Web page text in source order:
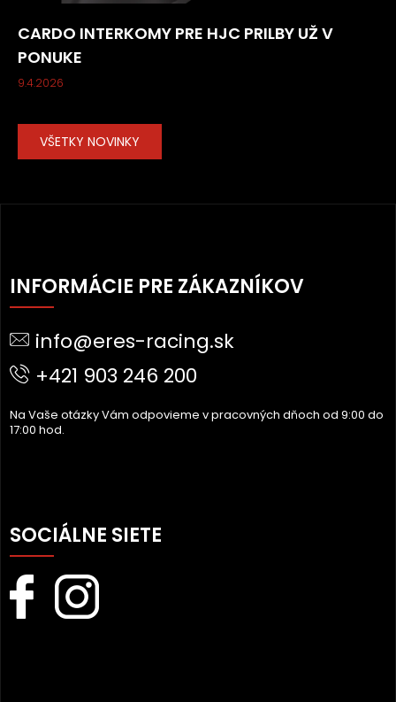
CARDO INTERKOMY PRE HJC PRILBY UŽ V
PONUKE
9.4.2026
VŠETKY NOVINKY
Á
P
T
INFORMÁCIE PRE ZÁKAZNÍKOV
info@eres-racing.sk
+421 903 246 200
Na Vaše otázky Vám odpovieme v pracovných dňoch od 9:00 do
17:00 hod.
SOCIÁLNE SIETE